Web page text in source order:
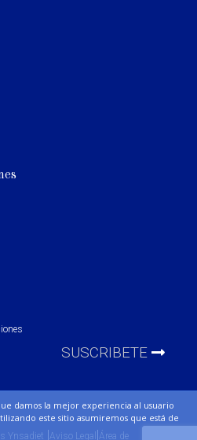
damos la mejor experiencia al usuario
este sitio asumiremos que está de
SUSCRIBETE
Ynsadiet |Aviso Legal |Área de